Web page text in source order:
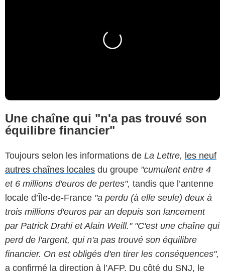
Une chaîne qui "n'a pas trouvé son
équilibre financier"
Toujours selon les informations de La Lettre, les neuf
autres chaînes locales du groupe "cumulent entre 4
et 6 millions d'euros de pertes", tandis que l’antenne
locale d’Île-de-France "a perdu (à elle seule) deux à
trois millions d'euros par an depuis son lancement
par Patrick Drahi et Alain Weill." "C'est une chaîne qui
perd de l'argent, qui n'a pas trouvé son équilibre
financier. On est obligés d'en tirer les conséquences",
a confirmé la direction à l’AFP. Du côté du SNJ, le